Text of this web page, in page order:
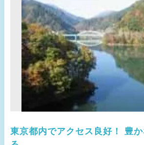
東京都内でアクセス良好！ 豊